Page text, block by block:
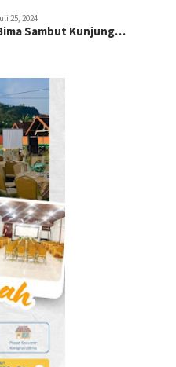
25, 2024
Sambut Kunjung…